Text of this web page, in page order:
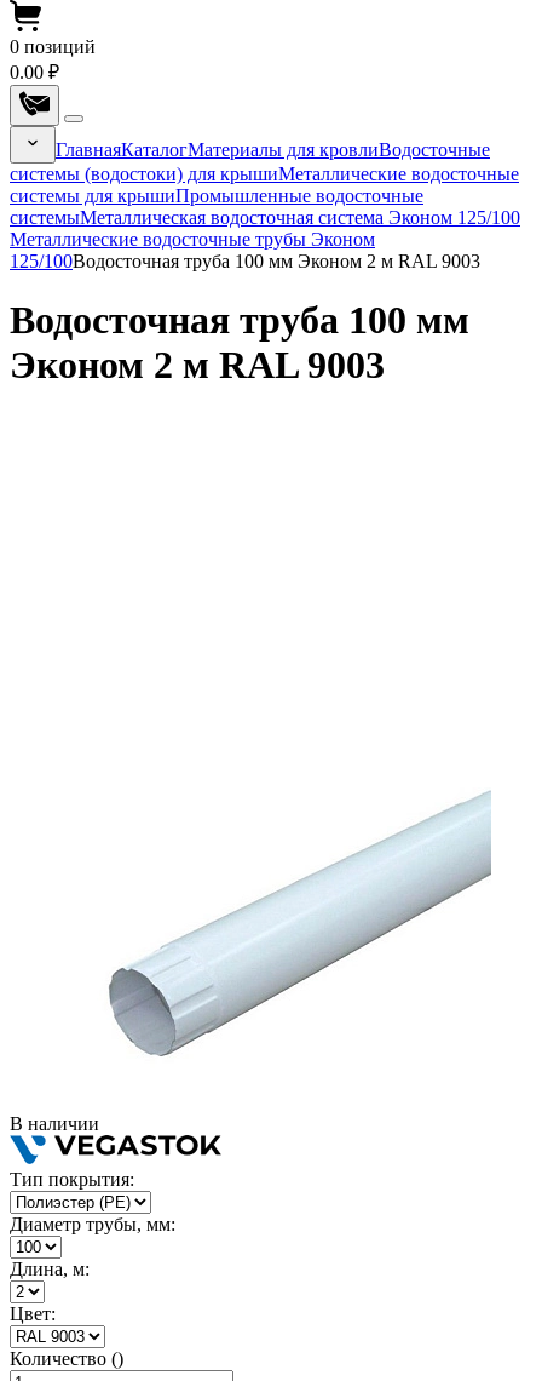
0 позиций
0.00 ₽
ГлавнаяКаталогМатериалы для кровлиВодосточные
системы (водостоки) для крышиМеталлические водосточные
системы для крышиПромышленные водосточные
системыМеталлическая водосточная система Эконом 125/100
Металлические водосточные трубы Эконом
125/100Водосточная труба 100 мм Эконом 2 м RAL 9003
Водосточная труба 100 мм
Эконом 2 м RAL 9003
В наличии
Тип покрытия:
Диаметр трубы, мм:
Длина, м:
Цвет:
Количество ()